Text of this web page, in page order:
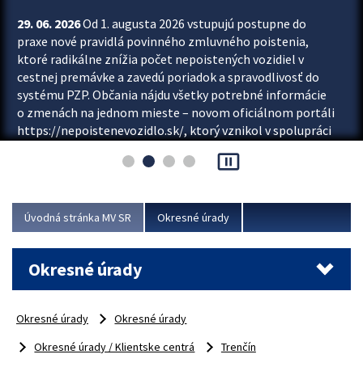
29. 06. 2026Od 1. augusta 2026 vstupujú postupne do
praxe nové pravidlá povinného zmluvného poistenia,
ktoré radikálne znížia počet nepoistených vozidiel v
cestnej premávke a zavedú poriadok a spravodlivosť do
systému PZP. Občania nájdu všetky potrebné informácie
o zmenách na jednom mieste – novom oficiálnom portáli
https://nepoistenevozidlo.sk/, ktorý vznikol v spolupráci
asociácie poisťovní (SLASPO) a Ministerstva vnútra SR.
Viac
pause_presentation
Úvodná stránka MV SR Okresné úrady
Okresné úrady
Okresné úrady
Okresné úrady
Okresné úrady / Klientske centrá
Trenčín